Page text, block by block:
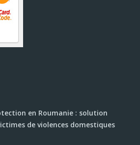
en Roumanie : solution
de violences domestiques